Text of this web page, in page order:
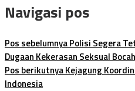
Navigasi pos
Pos sebelumnyaPolisi Segera
Dugaan Kekerasan Seksual
Pos berikutnyaKejagung
Indonesia